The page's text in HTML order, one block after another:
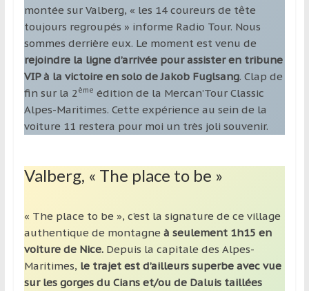
montée sur Valberg, « les 14 coureurs de tête
toujours regroupés » informe Radio Tour. Nous
sommes derrière eux. Le moment est venu de
rejoindre la ligne d’arrivée pour assister en tribune
VIP à la victoire en solo de Jakob Fuglsang. Clap de
fin sur la 2 ème édition de la Mercan’Tour Classic
Alpes-Maritimes. Cette expérience au sein de la
voiture 11 restera pour moi un très joli souvenir.
Valberg, « The place to be »
« The place to be », c’est la signature de ce village
authentique de montagne à seulement 1h15 en
voiture de Nice.Depuis la capitale des Alpes-
Maritimes, le trajet est d’ailleurs superbe avec vue
sur les gorges du Cians et/ou de Daluis taillées